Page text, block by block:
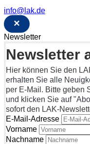
info@lak.de
×
Newsletter
Newsletter
Hier können Sie den
erhalten Sie alle
per E-Mail. Bitte geben
und klicken Sie auf
sofort den LAK-
E-Mail-Adresse
Vorname
Nachname